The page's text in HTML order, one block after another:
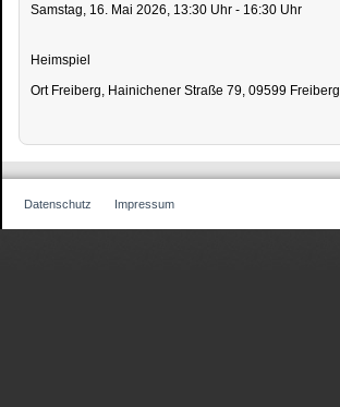
Samstag, 16. Mai 2026, 13:30 Uhr - 16:30 Uhr
Heimspiel
Ort Freiberg, Hainichener Straße 79, 09599 Freiberg
Datenschutz Impressum